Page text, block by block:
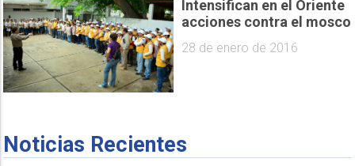
Intensifican en el Oriente
acciones contra el mosco
28 de enero de 2016
Noticias Recientes